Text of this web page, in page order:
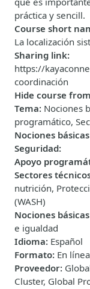
práctica y sencill.
Course short
La localización
Sharing link:
https://
coordinación
Hide course
Tema: Nociones
programático,
Nociones
Seguridad:
Apoyo
Sectores
nutrición,
(WASH)
Nociones
e igualdad
Idioma: Español
Formato: En
Proveedor:
Cluster, Global